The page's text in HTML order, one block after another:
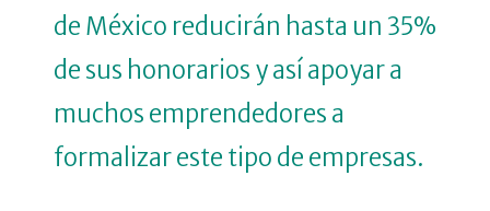
de México reducirán hasta un 35%
de sus honorarios y así apoyar a
muchos emprendedores a
formalizar este tipo de empresas.